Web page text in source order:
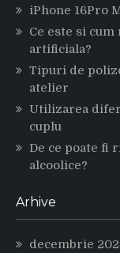
iPhone 16Pro
Ce este si
artificiala?
Tipuri de
atelier
Utilizarea
cuplu
De ce poate fi
alcoolice?
Arhive
decembrie